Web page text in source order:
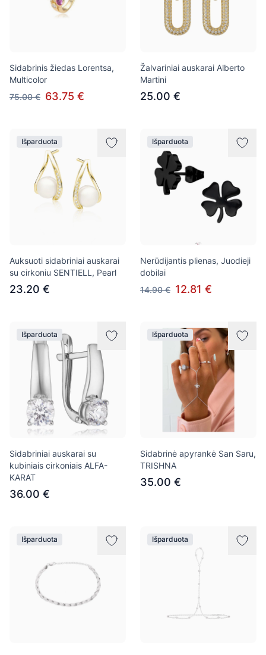
Sidabrinis žiedas Lorentsa,
Multicolor
75.00 € 63.75 €
Žalvariniai auskarai Alberto
Martini
25.00 €
Išparduota
Auksuoti sidabriniai auskarai
su cirkoniu SENTIELL, Pearl
23.20 €
Išparduota
Nerūdijantis plienas, Juodieji
dobilai
14.90 € 12.81 €
Išparduota
Sidabriniai auskarai su
kubiniais cirkoniais ALFA-
KARAT
36.00 €
Išparduota
Sidabrinė apyrankė San Saru,
TRISHNA
35.00 €
Išparduota Išparduota